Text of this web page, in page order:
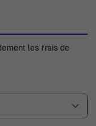
les frais de